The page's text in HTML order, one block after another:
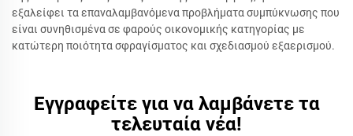
εξαλείφει τα επαναλαμβανόμενα προβλήματα συμπύκνωσης που
είναι συνηθισμένα σε φαρούς οικονομικής κατηγορίας με
κατώτερη ποιότητα σφραγίσματος και σχεδιασμού εξαερισμού.
Εγγραφείτε για να λαμβάνετε τα
τελευταία νέα!